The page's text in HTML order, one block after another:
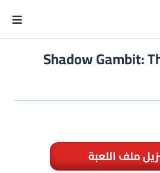
Shadow Gambit:
ملف اللعبة